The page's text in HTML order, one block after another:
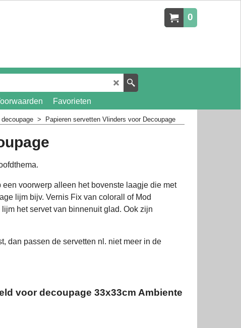
0
Favorieten
> Papieren servetten Vlinders voor Decoupage
voorwerp alleen het bovenste laagje die met
lijm bijv. Vernis Fix van colorall of Mod
het servet van binnenuit glad. Ook zijn
dan passen de servetten nl. niet meer in de
voor decoupage 33x33cm Ambiente